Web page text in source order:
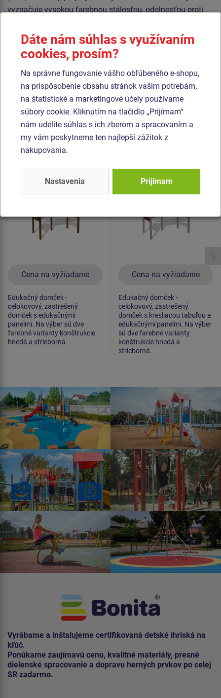
vyznačuje vysokou farebnou stálosťou, odolnosťou proti
nehrozí tak žiadne nebezpečenstvo zranenia detí ostrými
úlomkami). Strecha je vyrobená z HPL (Vysokotlakový
laminát, ktorý sa vyznačuje vysokou farebnou stálosťou,
odolnosťou proti UV žiareniu a olnosťou proti vode). Všetok
spojovací materiál je pozinkovaný alebo nerezový.
Podobnýtovar
Produkt - EDP-6405K-10
Edukačný domček -
celokovový
Cena na vyžiadanie
Novinka
Edukačný domček -
celokovový, zastrešený
domček s edukačnými
panelmi. Na výber sú dve
farebné varianty konštrukcie
hnedá a strieborná.
Produkt - EDP-6404K-10
celokovový
Cena na vyžiadanie
Edukačný domček -
celokovový, zastrešený
domček s kresliacou tabuľou a
edukačnými panelmi. Na výber
sú dve farebné varianty
konštrukcie hnedá a
strieborná.
Vyrábame a inštalujeme certifikovaná detské ihriská na
kľúč.
Ponúkame zaujímavú cenu, kvalitné materiály, presné
dielenské spracovanie a dopravu herných prvkov po celej
SR zadarmo.
Dáte nám súhlas s využívaním
cookies, prosím?
Na správne fungovanie vášho obľúbeného e-shopu,
na prispôsobenie obsahu stránok vašim potrebám,
na štatistické a marketingové účely používame
súbory cookie. Kliknutím na tlačidlo „Prijímam“
nám udelíte súhlas s ich zberom a spracovaním a
my vám poskytneme ten najlepší zážitok z
nakupovania.
Nastavenia Prijímam